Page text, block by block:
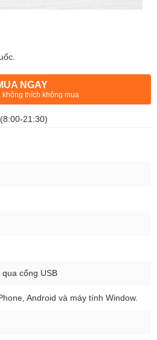
NGAY
không thích không mua
(8:00-21:30)
cổng USB
Android và máy tính Window.